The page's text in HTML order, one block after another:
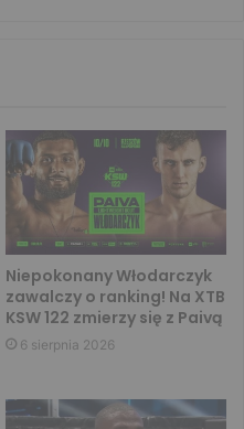
Niepokonany Włodarczyk
zawalczy o ranking! Na XTB
KSW 122 zmierzy się z Paivą
6 sierpnia 2026